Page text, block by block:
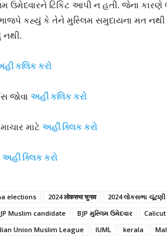
ટિકિટ આપી ન હતી. જેના કારણે
કહ્યું કે તેને મુસ્લિમ સમુદાયના મત નથી
નથી.
કલિક કરો
જોવા અહીં કલિક કરો
માટે અહીં ક્લિક કરો
અહીં ક્લિક કરો
elections 2024 लोकसभा चुनाव 2024 લોકસભા ચૂંટણી
Muslim candidate BJP મુસ્લિમ ઉમેદવાર
Union Muslim League IUML kerala